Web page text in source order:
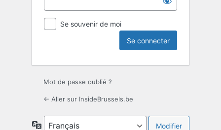
Se souvenir de moi
Mot de passe oublié ?
← Aller sur InsideBrussels.be
Langue